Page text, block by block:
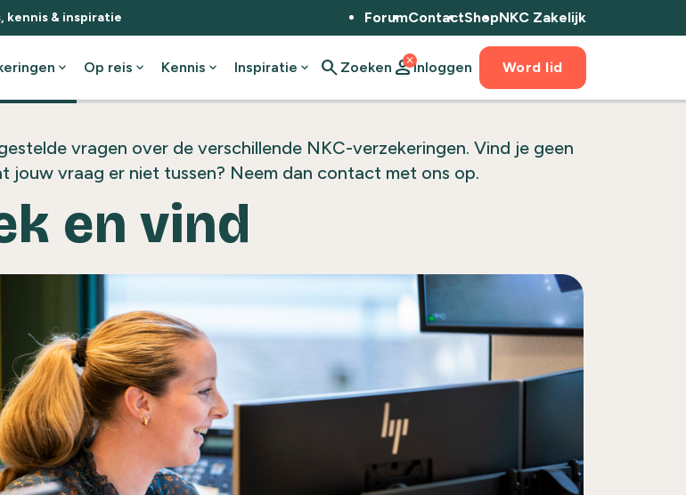
kennis & inspiratie ForumContactShopNKC Zakelijk
expand_more Op reis expand_more Kennis expand_more Inspiratie expand_more search Zoeken person
closeInloggen Word lid
vragen over de verschillende NKC-verzekeringen. Vind je geen
vraag er niet tussen? Neem dan contact met ons op.
en vind